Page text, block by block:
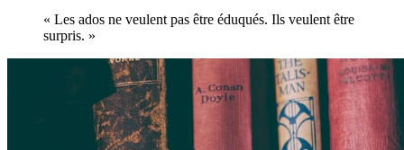
« Les ados ne veulent pas être éduqués. Ils veulent être
surpris. »